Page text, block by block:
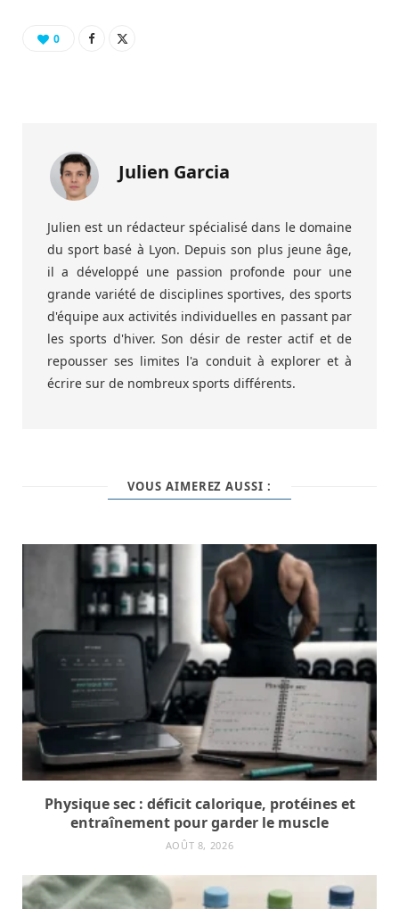
0
Julien Garcia
Julien est un rédacteur spécialisé dans le domaine
du sport basé à Lyon. Depuis son plus jeune âge,
il a développé une passion profonde pour une
grande variété de disciplines sportives, des sports
d'équipe aux activités individuelles en passant par
les sports d'hiver. Son désir de rester actif et de
repousser ses limites l'a conduit à explorer et à
écrire sur de nombreux sports différents.
VOUS AIMEREZ AUSSI :
Physique sec : déficit calorique, protéines et
entraînement pour garder le muscle
AOÛT 8, 2026